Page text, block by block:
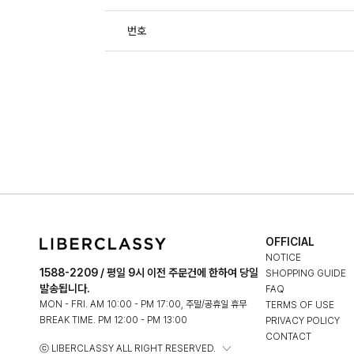
번호
1588-2209 / 평일 9시 이전 주문건에 한하여 당일
발송됩니다.
MON - FRI. AM 10:00 - PM 17:00, 주말/공휴일 휴무
BREAK TIME. PM 12:00 - PM 13:00
ⓒ LIBERCLASSY ALL RIGHT RESERVED.
OFFICIAL
NOTICE
SHOPPING GUIDE
FAQ
TERMS OF USE
PRIVACY POLICY
CONTACT